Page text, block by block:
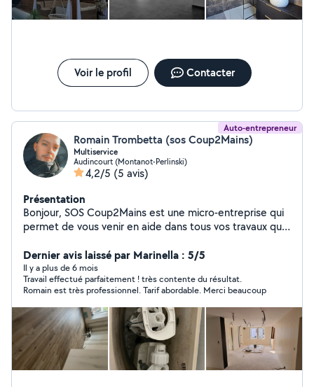
Voir le profil Contacter
Auto-entrepreneur
Romain Trombetta (sos Coup2Mains)
Multiservice
Audincourt (Montanot-Perlinski)
4,2/5 (5 avis)
Présentation
Bonjour, SOS Coup2Mains est une micro-entreprise qui
permet de vous venir en aide dans tous vos travaux que
disposition du lundi au jeudi de Pour tout
renseignement, n'hésitez pas à me contacter par
téléphone ou message privé. Les devis sont gratuits.
Cordialement. Peinture, placo, bande à joints, pose de
sol , nettoyage haute pressions, etc
Dernier avis laissé par Marinella : 5/5
Il y a plus de 6 mois
Travail effectué parfaitement ! très contente du résultat.
Romain est très professionnel. Tarif abordable. Merci beaucoup